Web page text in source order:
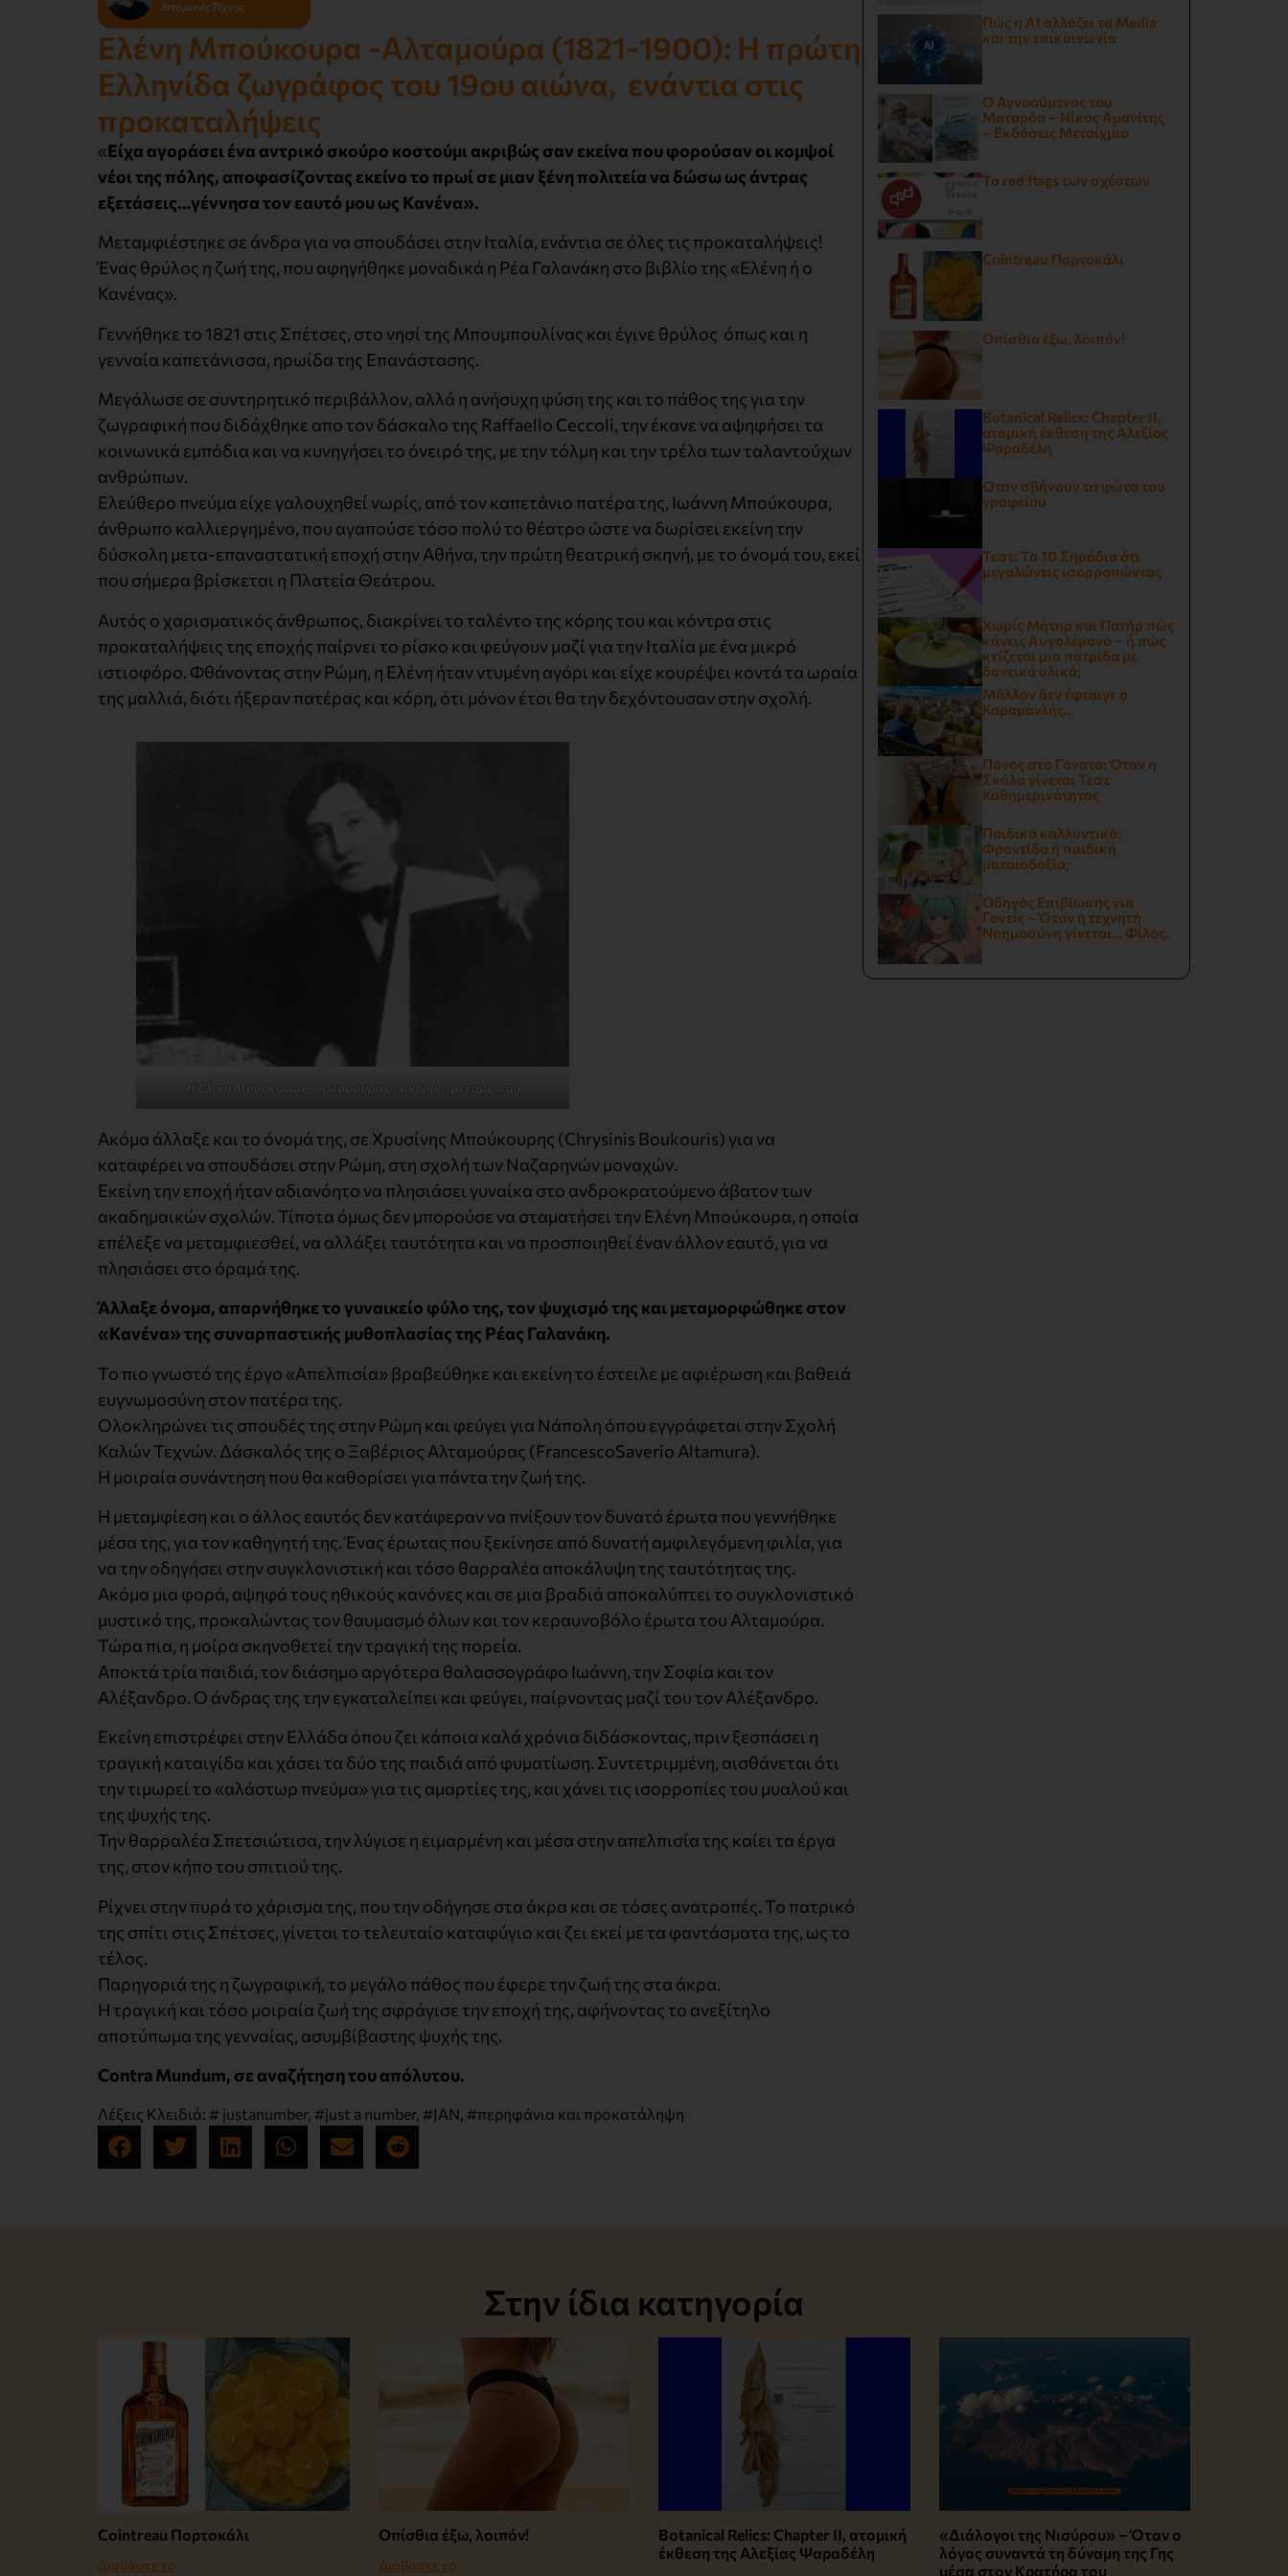
Ιστορικός Τέχνης
Ελένη Μπούκουρα -Αλταμούρα (1821-1900): Η πρώτη
Ελληνίδα ζωγράφος του 19ου αιώνα, ενάντια στις
προκαταλήψεις
«Είχα αγοράσει ένα αντρικό σκούρο κοστούμι ακριβώς σαν εκείνα που φορούσαν οι κομψοί
νέοι της πόλης, αποφασίζοντας εκείνο το πρωί σε μιαν ξένη πολιτεία να δώσω ως άντρας
εξετάσεις…γέννησα τον εαυτό μου ως Κανένα».
Μεταμφιέστηκε σε άνδρα για να σπουδάσει στην Ιταλία, ενάντια σε όλες τις προκαταλήψεις!
Ένας θρύλος η ζωή της, που αφηγήθηκε μοναδικά η Ρέα Γαλανάκη στο βιβλίο της «Ελένη ή ο
Κανένας».
Γεννήθηκε το 1821 στις Σπέτσες, στο νησί της Μπουμπουλίνας και έγινε θρύλος όπως και η
γενναία καπετάνισσα, ηρωίδα της Επανάστασης.
Μεγάλωσε σε συντηρητικό περιβάλλον, αλλά η ανήσυχη φύση της και το πάθος της για την
ζωγραφική που διδάχθηκε απο τον δάσκαλο της Raffaello Ceccoli, την έκανε να αψηφήσει τα
κοινωνικά εμπόδια και να κυνηγήσει το όνειρό της, με την τόλμη και την τρέλα των ταλαντούχων
ανθρώπων.
Ελεύθερο πνεύμα είχε γαλουχηθεί νωρίς, από τον καπετάνιο πατέρα της, Ιωάννη Μπούκουρα,
άνθρωπο καλλιεργημένο, που αγαπούσε τόσο πολύ το θέατρο ώστε να δωρίσει εκείνη την
δύσκολη μετα-επαναστατική εποχή στην Αθήνα, την πρώτη θεατρική σκηνή, με το όνομά του, εκεί
που σήμερα βρίσκεται η Πλατεία Θεάτρου.
Αυτός ο χαρισματικός άνθρωπος, διακρίνει το ταλέντο της κόρης του και κόντρα στις
προκαταλήψεις της εποχής παίρνει το ρίσκο και φεύγουν μαζί για την Ιταλία με ένα μικρό
ιστιοφόρο. Φθάνοντας στην Ρώμη, η Ελένη ήταν ντυμένη αγόρι και είχε κουρέψει κοντά τα ωραία
της μαλλιά, διότι ήξεραν πατέρας και κόρη, ότι μόνον έτσι θα την δεχόντουσαν στην σχολή.
Η Ελένη Μπούκουρα – Αλταμούρα με ανδρική μεταμφίεση
Ακόμα άλλαξε και το όνομά της, σε Χρυσίνης Μπούκουρης (Chrysinis Boukouris) για να
καταφέρει να σπουδάσει στην Ρώμη, στη σχολή των Ναζαρηνών μοναχών.
Εκείνη την εποχή ήταν αδιανόητο να πλησιάσει γυναίκα στο ανδροκρατούμενο άβατον των
ακαδημαικών σχολών. Τίποτα όμως δεν μπορούσε να σταματήσει την Ελένη Μπούκουρα, η οποία
επέλεξε να μεταμφιεσθεί, να αλλάξει ταυτότητα και να προσποιηθεί έναν άλλον εαυτό, για να
πλησιάσει στο όραμά της.
Άλλαξε όνομα, απαρνήθηκε το γυναικείο φύλο της, τον ψυχισμό της και μεταμορφώθηκε στον
«Κανένα» της συναρπαστικής μυθοπλασίας της Ρέας Γαλανάκη.
Το πιο γνωστό της έργο «Απελπισία» βραβεύθηκε και εκείνη το έστειλε με αφιέρωση και βαθειά
ευγνωμοσύνη στον πατέρα της.
Ολοκληρώνει τις σπουδές της στην Ρώμη και φεύγει για Νάπολη όπου εγγράφεται στην Σχολή
Καλών Τεχνών. Δάσκαλός της ο Ξαβέριος Αλταμούρας (FrancescoSaverio Altamura).
Η μοιραία συνάντηση που θα καθορίσει για πάντα την ζωή της.
Η μεταμφίεση και ο άλλος εαυτός δεν κατάφεραν να πνίξουν τον δυνατό έρωτα που γεννήθηκε
μέσα της, για τον καθηγητή της. Ένας έρωτας που ξεκίνησε από δυνατή αμφιλεγόμενη φιλία, για
να την οδηγήσει στην συγκλονιστική και τόσο θαρραλέα αποκάλυψη της ταυτότητας της.
Ακόμα μια φορά, αψηφά τους ηθικούς κανόνες και σε μια βραδιά αποκαλύπτει το συγκλονιστικό
μυστικό της, προκαλώντας τον θαυμασμό όλων και τον κεραυνοβόλο έρωτα του Αλταμούρα.
Τώρα πια, η μοίρα σκηνοθετεί την τραγική της πορεία.
Αποκτά τρία παιδιά, τον διάσημο αργότερα θαλασσογράφο Ιωάννη, την Σοφία και τον
Αλέξανδρο. Ο άνδρας της την εγκαταλείπει και φεύγει, παίρνοντας μαζί του τον Αλέξανδρο.
Εκείνη επιστρέφει στην Ελλάδα όπου ζει κάποια καλά χρόνια διδάσκοντας, πριν ξεσπάσει η
τραγική καταιγίδα και χάσει τα δύο της παιδιά από φυματίωση. Συντετριμμένη, αισθάνεται ότι
την τιμωρεί το «αλάστωρ πνεύμα» για τις αμαρτίες της, και χάνει τις ισορροπίες του μυαλού και
της ψυχής της.
Την θαρραλέα Σπετσιώτισα, την λύγισε η ειμαρμένη και μέσα στην απελπισία της καίει τα έργα
της, στον κήπο του σπιτιού της.
Ρίχνει στην πυρά το χάρισμα της, που την οδήγησε στα άκρα και σε τόσες ανατροπές. Το πατρικό
της σπίτι στις Σπέτσες, γίνεται το τελευταίο καταφύγιο και ζει εκεί με τα φαντάσματα της, ως το
τέλος.
Παρηγοριά της η ζωγραφική, το μεγάλο πάθος που έφερε την ζωή της στα άκρα.
Η τραγική και τόσο μοιραία ζωή της σφράγισε την εποχή της, αφήνοντας το ανεξίτηλο
αποτύπωμα της γενναίας, ασυμβίβαστης ψυχής της.
Contra Mundum, σε αναζήτηση του απόλυτου.
Λέξεις Κλειδιά: # justanumber, #just a number, #JAN #περηφάνια και προκατάληψη
Πώς η AI αλλάζει τα Media
και την επικοινωνία
Ο Αγνοούμενος του
Ματαρόα – Νίκος Αμανίτης
– Εκδόσεις Μεταίχμιο
Τα red flags των σχέσεων
Cointreau Πορτοκάλι
Οπίσθια έξω, λοιπόν!
Botanical Relics: Chapter II,
ατομική έκθεση της Αλεξίας
Ψαραδέλη
Όταν σβήνουν τα φώτα του
γραφείου
Τεστ: Τα 10 Σημάδια ότι
μεγαλώνεις ισορροπώντας
Χωρίς Μήτηρ και Πατήρ πώς
κάνεις Αυγολέμονο – ή πώς
κτίζεται μια πατρίδα με
δανεικά υλικά;
Μάλλον δεν έφταιγε ο
Καραμανλής…
Πόνος στο Γόνατο: Όταν η
Σκάλα γίνεται Τεστ
Καθημερινότητας
Παιδικά καλλυντικά:
Φροντίδα ή παιδική
ματαιοδοξία;
Οδηγός Επιβίωσης για
Γονείς – Όταν η τεχνητή
Νοημοσύνη γίνεται… Φίλος.
Στην ίδια κατηγορία
Cointreau Πορτοκάλι
Διαβάστε το
Οπίσθια έξω, λοιπόν!
Διαβάστε το
Botanical Relics: Chapter II, ατομική
έκθεση της Αλεξίας Ψαραδέλη
«Διάλογοι της Νισύρου» – Όταν ο
λόγος συναντά τη δύναμη της Γης
μέσα στον Κρατήρα του